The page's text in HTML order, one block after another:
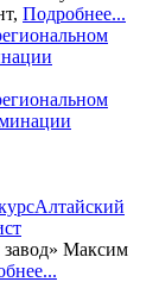
Подробнее...
Алтайский
Максим